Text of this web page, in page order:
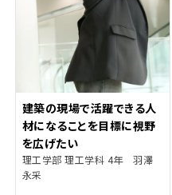
建築の現場で活躍できる人
材になることを目標に視野
を広げたい
理工学部 理工学科 4年 羽澤
永采